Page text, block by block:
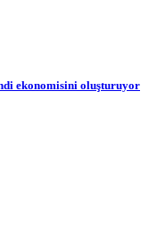
ekonomisini oluşturuyor